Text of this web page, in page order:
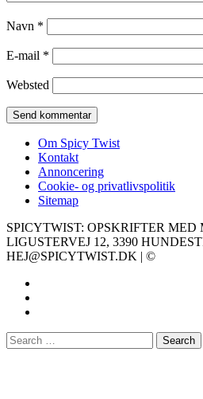
Navn *
E-mail *
Websted
Om Spicy Twist
Kontakt
Annoncering
Cookie- og privatlivspolitik
Sitemap
SPICYTWIST: OPSKRIFTER MED
LIGUSTERVEJ 12, 3390
HEJ@SPICYTWIST.DK | ©